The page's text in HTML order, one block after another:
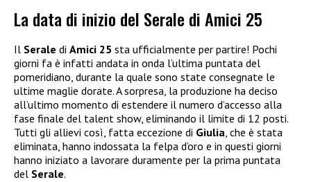
La data di inizio del Serale di Amici 25
Il Serale di Amici 25 sta ufficialmente per partire! Pochi
giorni fa è infatti andata in onda l’ultima puntata del
pomeridiano, durante la quale sono state consegnate le
ultime maglie dorate. A sorpresa, la produzione ha deciso
all’ultimo momento di estendere il numero d’accesso alla
fase finale del talent show, eliminando il limite di 12 posti.
Tutti gli allievi così, fatta eccezione di Giulia, che è stata
eliminata, hanno indossata la felpa d’oro e in questi giorni
hanno iniziato a lavorare duramente per la prima puntata
del Serale.